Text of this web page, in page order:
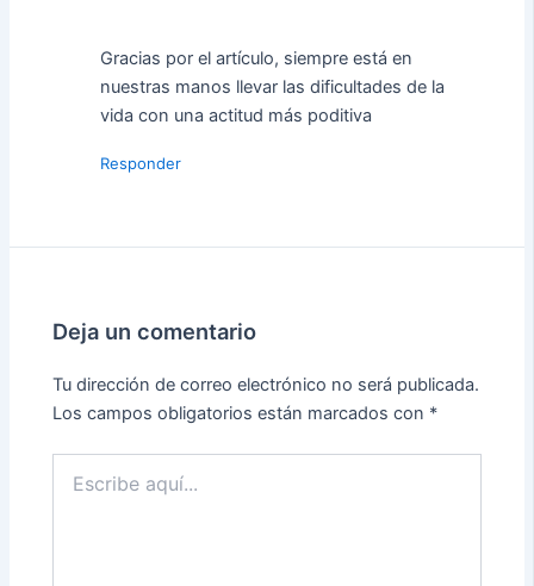
Gracias por el artículo, siempre está en
nuestras manos llevar las dificultades de la
vida con una actitud más poditiva
Responder
Deja un comentario
Tu dirección de correo electrónico no será publicada.
Los campos obligatorios están marcados con *
aquí...